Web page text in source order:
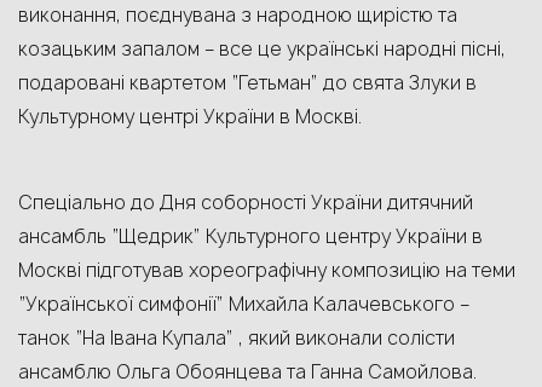
виконання, поєднувана з народною щирістю та
козацьким запалом – все це українські народні пісні,
подаровані квартетом “Гетьман” до свята Злуки в
Культурному центрі України в Москві.
Спеціально до Дня соборності України дитячний
ансамбль “Щедрик” Культурного центру України в
Москві підготував хореографічну композицію на теми
“Української симфонії” Михайла Калачевського –
танок “На Івана Купала” , який виконали солісти
ансамблю Ольга Обоянцева та Ганна Самойлова.